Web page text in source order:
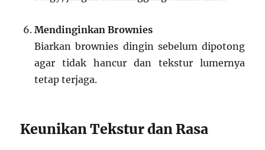
Mendinginkan Brownies
Biarkan brownies dingin sebelum dipotong
agar tidak hancur dan tekstur lumernya
tetap terjaga.
Keunikan Tekstur dan Rasa